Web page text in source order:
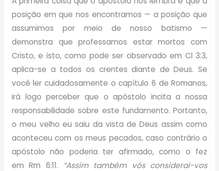
posição em que nos encontramos — a posição que
assumimos por meio de nosso batismo —
demonstra que professamos estar mortos com
Cristo, e isto, como pode ser observado em Cl 3:3,
aplica-se a todos os crentes diante de Deus. Se
você ler cuidadosamente o capítulo 6 de Romanos,
irá logo perceber que o apóstolo incita a nossa
responsabilidade sobre este fundamento. Portanto,
o meu velho eu saiu da vista de Deus assim como
aconteceu com os meus pecados, caso contrário o
apóstolo não poderia ter afirmado, como o fez
em Rm 6:11. “Assim também vós considerai-vos